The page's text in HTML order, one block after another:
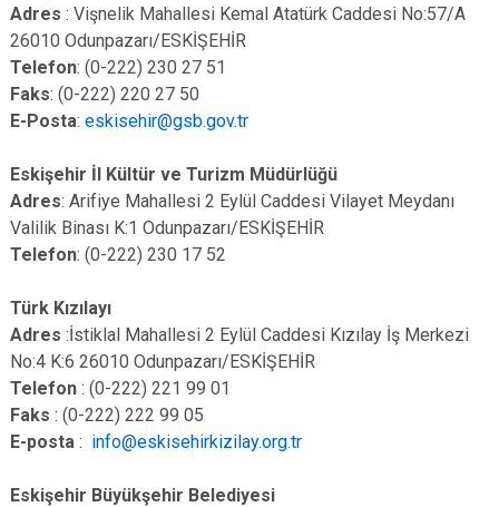
Adres : Vişnelik Mahallesi Kemal Atatürk Caddesi No:57/A
26010 Odunpazarı/ESKİŞEHİR
Telefon: (0-222) 230 27 51
Faks: (0-222) 220 27 50
E-Posta: eskisehir@gsb.gov.tr
Eskişehir İl Kültür ve Turizm Müdürlüğü
Adres: Arifiye Mahallesi 2 Eylül Caddesi Vilayet Meydanı
Valilik Binası K:1 Odunpazarı/ESKİŞEHİR
Telefon: (0-222) 230 17 52
Türk Kızılayı
Adres :İstiklal Mahallesi 2 Eylül Caddesi Kızılay İş Merkezi
No:4 K:6 26010 Odunpazarı/ESKİŞEHİR
Telefon : (0-222) 221 99 01
Faks : (0-222) 222 99 05
E-posta : info@eskisehirkizilay.org.tr
Eskişehir Büyükşehir Belediyesi